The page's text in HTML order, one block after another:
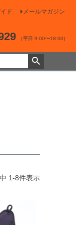
ド メールマガジン
（平日 9:00〜18:00)
1-8件表示